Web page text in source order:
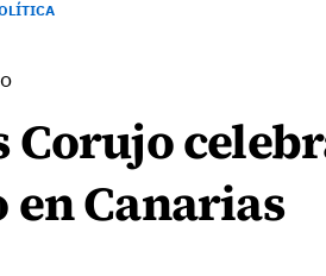
Corujo
Canarias